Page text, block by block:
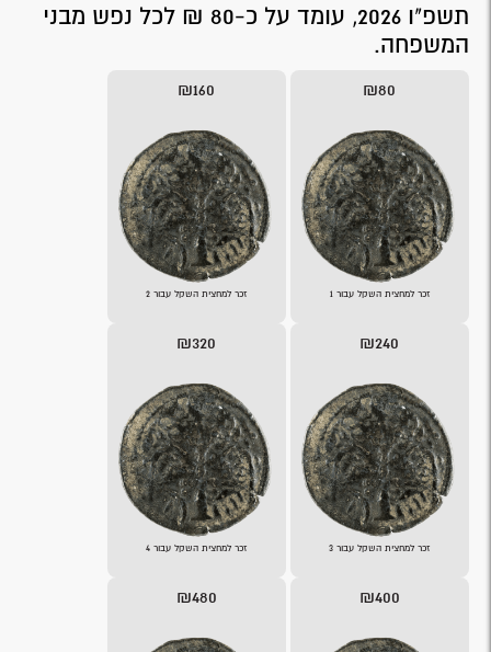
תשפ"ו 2026, עומד על כ-80 ₪ לכל נפש מבני
המשפחה.
₪80
זכר למחצית השקל עבור 1
₪160
זכר למחצית השקל עבור 2
₪240
זכר למחצית השקל עבור 3
₪320
זכר למחצית השקל עבור 4
₪400
₪480